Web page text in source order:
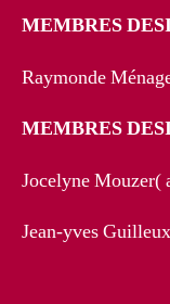
MEMBRES
Raymonde
MEMBRES
Jocelyne Mouzer(
Jean-yves